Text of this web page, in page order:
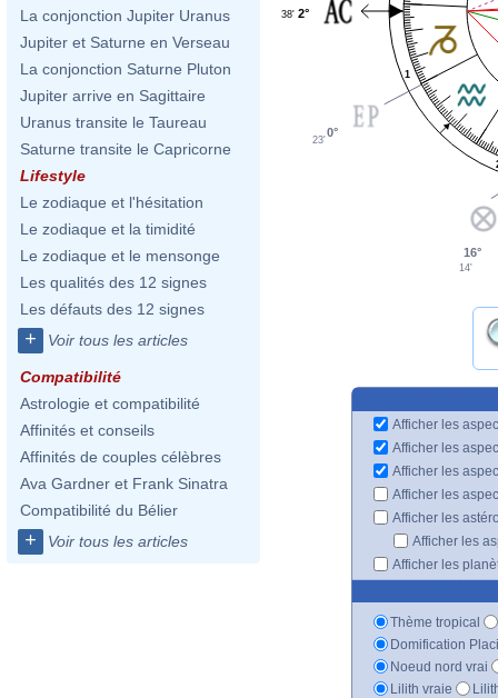
La conjonction Jupiter Uranus
Jupiter et Saturne en Verseau
La conjonction Saturne Pluton
Jupiter arrive en Sagittaire
Uranus transite le Taureau
Saturne transite le Capricorne
Lifestyle
Le zodiaque et l'hésitation
Le zodiaque et la timidité
Le zodiaque et le mensonge
Les qualités des 12 signes
Les défauts des 12 signes
+ Voir tous les articles
Compatibilité
Astrologie et compatibilité
Affinités et conseils
Affinités de couples célèbres
Ava Gardner et Frank Sinatra
Compatibilité du Bélier
+ Voir tous les articles
1
2°
38'
0°
23'
16°
14'
Afficher les
Afficher les
Afficher les
Afficher les
Afficher les
Afficher les
Afficher les
Thème tropical
Domification
Noeud nord vrai
Lilith vraie